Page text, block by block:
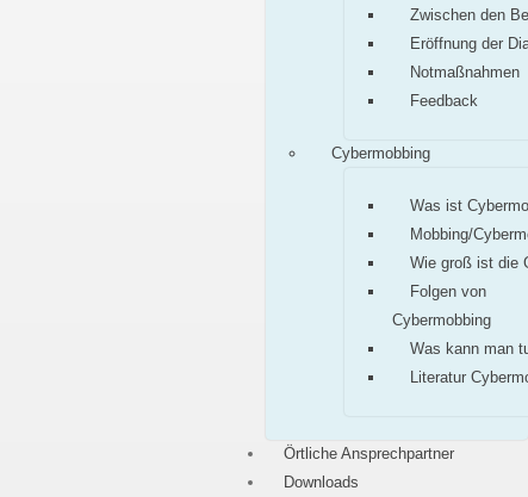
Zwischen den
Eröffnung der
Notmaßnahmen
Feedback
Cybermobbing
Was ist
Mobbing/
Wie groß ist die
Folgen von
Cybermobbing
Was kann man
Literatur
Örtliche Ansprechpartner
Downloads